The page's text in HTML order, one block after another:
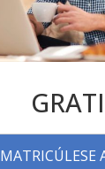
MATRICÚLESE